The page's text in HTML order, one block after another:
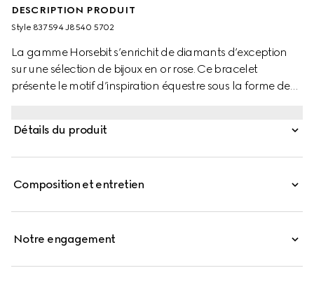
DESCRIPTION PRODUIT
Style ‎837594 J8540 5702
La gamme Horsebit s’enrichit de diamants d’exception
sur une sélection de bijoux en or rose. Ce bracelet
présente le motif d’inspiration équestre sous la forme de
Détails du produit
Composition et entretien
Notre engagement